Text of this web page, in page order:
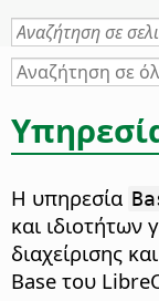
Η υπηρεσία
και ιδιοτήτων
διαχείρισης
Base του